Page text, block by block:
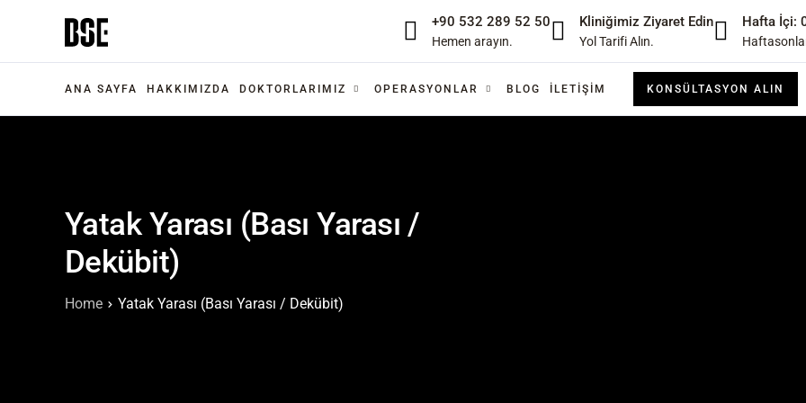
+90 532 289 52 50
Hemen arayın.
Kliniğimiz Ziyaret Edin
Yol Tarifi Alın.
Hafta İçi:
ANA SAYFA HAKKIMIZDA DOKTORLARIMIZ OPERASYONLAR BLOG İLETIŞIM KONSÜLTASYON ALIN
Yatak Yarası (Bası Yarası /
Dekübit)
Home Yatak Yarası (Bası Yarası / Dekübit)